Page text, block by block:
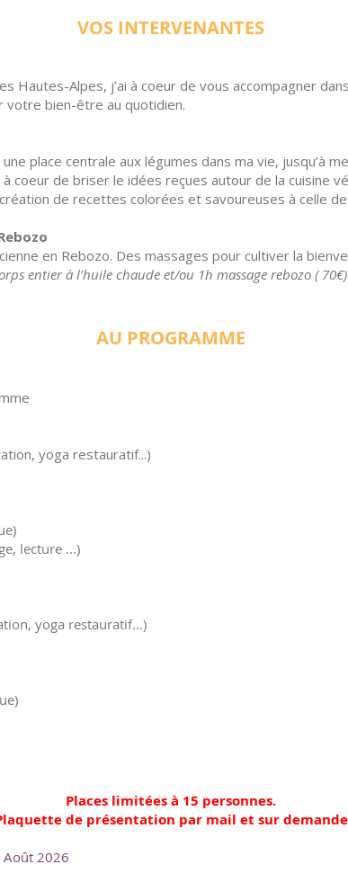
VOS INTERVENANTES
Hautes-Alpes, j’ai à coeur de vous accompagner
bien-être au quotidien.
place centrale aux légumes dans ma vie, jusqu’à
coeur de briser le idées reçues autour de la cuisine
de recettes colorées et savoureuses à celle
en Rebozo. Des massages pour cultiver la
entier à l’huile chaude et/ou 1h massage rebozo ( 70€)
AU PROGRAMME
yoga restauratif...)
lecture ...)
yoga restauratif...)
Places limitées à 15 personnes.
de présentation par mail et sur demande
2026